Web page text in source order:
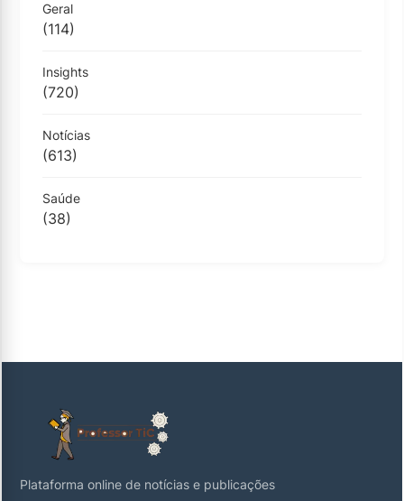
Geral
(114)
Insights
(720)
Notícias
(613)
Saúde
(38)
Plataforma online de notícias e publicações